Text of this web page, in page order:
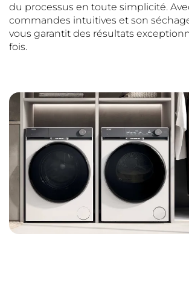
du processus en toute simplicité.
commandes intuitives et son
vous garantit des résultats
fois.